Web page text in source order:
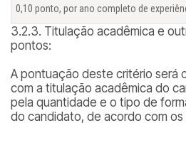
0,10 ponto, por ano completo de
3.2.3. Titulação acadêmica e
pontos:
A pontuação deste critério será
com a titulação acadêmica do
pela quantidade e o tipo de
do candidato, de acordo com